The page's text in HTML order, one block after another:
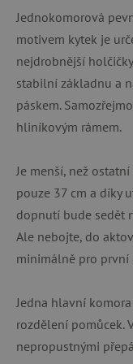
Jednokomorová
motivem kytek je
nejdrobnější
stabilní základnu a
páskem.
hliníkovým rámem.
Je menší, než
pouze 37 cm a díky
dopnutí bude sedět
Ale nebojte, do
minimálně pro první
Jedna hlavní
rozdělení pomůcek.
nepropustnými